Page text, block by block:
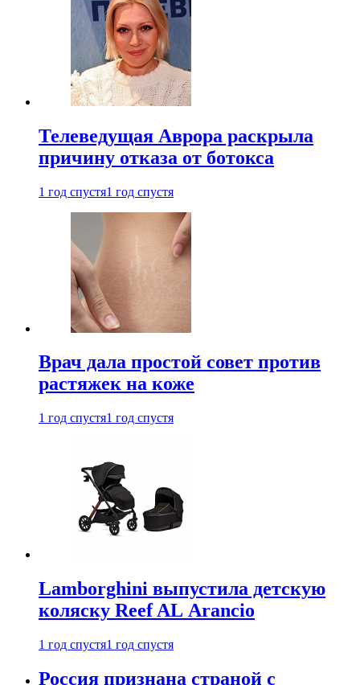
Телеведущая Аврора раскрыла
причину отказа от ботокса
1 год спустя1 год спустя
Врач дала простой совет против
растяжек на коже
1 год спустя1 год спустя
Lamborghini выпустила детскую
коляску Reef AL Arancio
1 год спустя1 год спустя
Россия признана страной с